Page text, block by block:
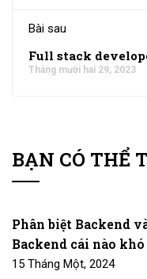
Bài sau
Full stack
Tháng mười hai 29, 2023
BẠN CÓ THỂ
Phân biệt Backend
Backend cái nào khó
15 Tháng Một, 2024